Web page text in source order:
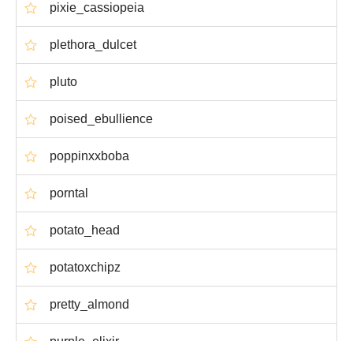
pixie_cassiopeia
plethora_dulcet
pluto
poised_ebullience
poppinxxboba
porntal
potato_head
potatoxchipz
pretty_almond